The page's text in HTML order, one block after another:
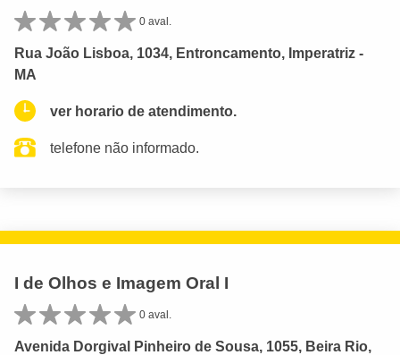
0 aval.
Rua João Lisboa, 1034, Entroncamento, Imperatriz -
MA
ver horario de atendimento.
telefone não informado.
I de Olhos e Imagem Oral I
0 aval.
Avenida Dorgival Pinheiro de Sousa, 1055, Beira Rio,